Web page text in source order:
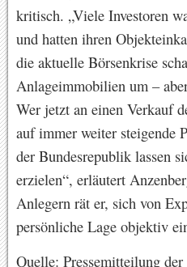
kritisch. „Viele Investoren
und hatten ihren
die aktuelle Börsenkrise
Anlageimmobilien um –
Wer jetzt an einen Verkauf
auf immer weiter steigende
der Bundesrepublik lassen
erzielen“, erläutert
Anlegern rät er, sich von
persönliche Lage objektiv
Quelle: Pressemitteilung